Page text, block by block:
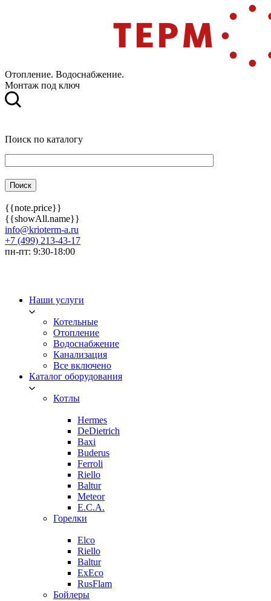
Отопление. Водоснабжение.
Монтаж под ключ
Поиск по каталогу
{{note.price}}
{{showAll.name}}
info@krioterm-a.ru
+7 (499) 213-43-17
пн-пт: 9:30-18:00
Наши услуги
Котельные
Отопление
Водоснабжение
Канализация
Все включено
Каталог оборудования
Котлы
Hermes
DeDietrich
Baxi
Buderus
Ferroli
Riello
Baltur
Meteor
E.C.A.
Горелки
Elco
Riello
Baltur
ExEco
RusFlam
Бойлеры